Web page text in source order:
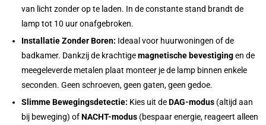
van licht zonder op te laden. In de constante stand brandt de
lamp tot 10 uur onafgebroken.
Installatie Zonder Boren: Ideaal voor huurwoningen of de
badkamer. Dankzij de krachtigemagnetische bevestigingen de
meegeleverde metalen plaat monteer je de lamp binnen enkele
seconden. Geen schroeven, geen gaten, geen gedoe.
Slimme Bewegingsdetectie: Kies uit deDAG-modus (altijd aan
bij beweging) ofNACHT-modus (bespaar energie, reageert alleen